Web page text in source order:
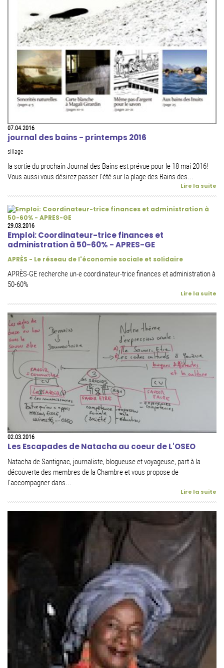
07.04.2016
journal des bains - printemps 2016
sillage
la sortie du prochain Journal des Bains est prévue pour le 18 mai 2016!
Vous aussi vous désirez passer l'été sur la plage des Bains des...
Lire la suite
29.03.2016
Emploi: Coordinateur-trice finances et
administration à 50-60% - APRES-GE
APRÈS - Le réseau de l'économie sociale et solidaire
APRÈS-GE recherche un-e coordinateur-trice finances et administration à
50-60%
Lire la suite
02.03.2016
Les Escapades de Natacha au coeur de L'OSEO
Natacha de Santignac, journaliste, blogueuse et voyageuse, part à la
découverte des membres de la Chambre et vous propose de
l’accompagner dans...
Lire la suite